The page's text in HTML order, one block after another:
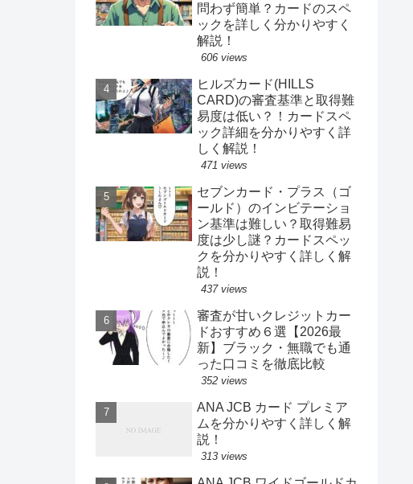
問わず簡単？カードのスペ
ックを詳しく分かりやすく
解説！
606 views
ヒルズカード(HILLS
CARD)の審査基準と取得難
易度は低い？！カードスペ
ック詳細を分かりやすく詳
しく解説！
471 views
セブンカード・プラス（ゴ
ールド）のインビテーショ
ン基準は難しい？取得難易
度は少し謎？カードスペッ
クを分かりやすく詳しく解
説！
437 views
審査が甘いクレジットカー
ドおすすめ６選【2026最
新】ブラック・無職でも通
った口コミを徹底比較
352 views
ANA JCB カード プレミア
ムを分かりやすく詳しく解
説！
313 views